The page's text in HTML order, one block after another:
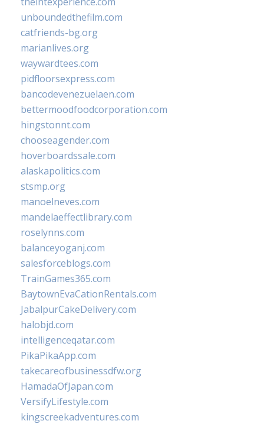
unboundedthefilm.com
catfriends-bg.org
marianlives.org
waywardtees.com
pidfloorsexpress.com
bancodevenezuelaen.com
bettermoodfoodcorporation.com
hingstonnt.com
chooseagender.com
hoverboardssale.com
alaskapolitics.com
stsmp.org
manoelneves.com
mandelaeffectlibrary.com
roselynns.com
balanceyoganj.com
salesforceblogs.com
TrainGames365.com
BaytownEvaCationRentals.com
JabalpurCakeDelivery.com
halobjd.com
intelligenceqatar.com
PikaPikaApp.com
takecareofbusinessdfw.org
HamadaOfJapan.com
VersifyLifestyle.com
kingscreekadventures.com